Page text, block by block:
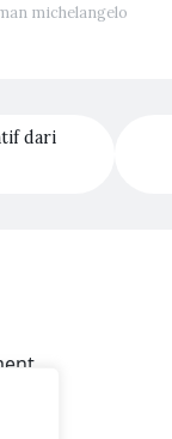
michelangelo
dari